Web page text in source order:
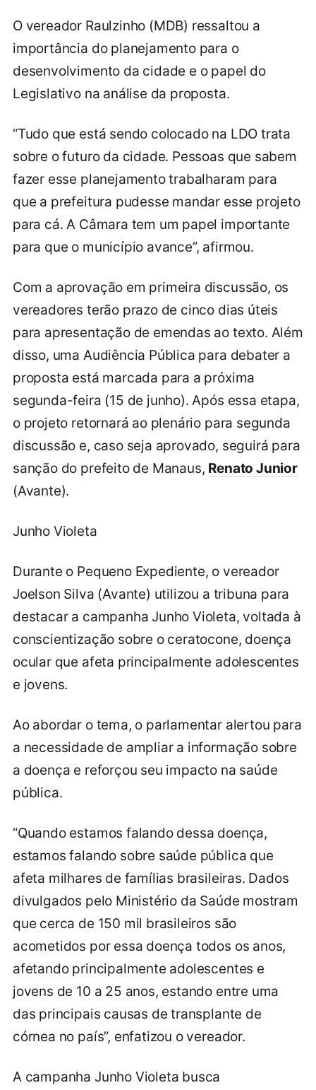
O vereador Raulzinho (MDB) ressaltou a
importância do planejamento para o
desenvolvimento da cidade e o papel do
Legislativo na análise da proposta.
“Tudo que está sendo colocado na LDO trata
sobre o futuro da cidade. Pessoas que sabem
fazer esse planejamento trabalharam para
que a prefeitura pudesse mandar esse projeto
para cá. A Câmara tem um papel importante
para que o município avance”, afirmou.
Com a aprovação em primeira discussão, os
vereadores terão prazo de cinco dias úteis
para apresentação de emendas ao texto. Além
disso, uma Audiência Pública para debater a
proposta está marcada para a próxima
segunda-feira (15 de junho). Após essa etapa,
o projeto retornará ao plenário para segunda
discussão e, caso seja aprovado, seguirá para
sanção do prefeito de Manaus, Renato Junior
(Avante).
Junho Violeta
Durante o Pequeno Expediente, o vereador
Joelson Silva (Avante) utilizou a tribuna para
destacar a campanha Junho Violeta, voltada à
conscientização sobre o ceratocone, doença
ocular que afeta principalmente adolescentes
e jovens.
Ao abordar o tema, o parlamentar alertou para
a necessidade de ampliar a informação sobre
a doença e reforçou seu impacto na saúde
pública.
“Quando estamos falando dessa doença,
estamos falando sobre saúde pública que
afeta milhares de famílias brasileiras. Dados
divulgados pelo Ministério da Saúde mostram
que cerca de 150 mil brasileiros são
acometidos por essa doença todos os anos,
afetando principalmente adolescentes e
jovens de 10 a 25 anos, estando entre uma
das principais causas de transplante de
córnea no país”, enfatizou o vereador.
A campanha Junho Violeta busca